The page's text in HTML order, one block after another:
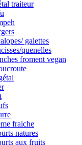
traiteur
galettes
quenelles
froment vegan
fraiche
natures
aux fruits